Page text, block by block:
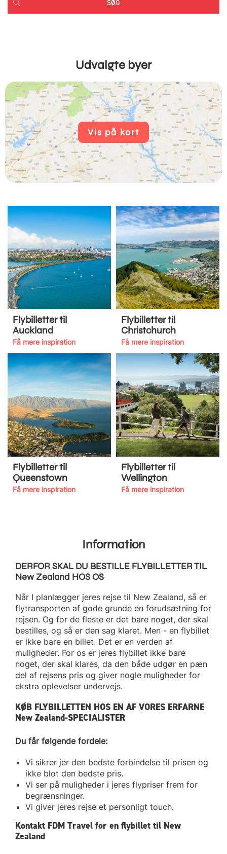
Udvalgte byer
Vis på kort
Flybilletter til
Auckland
Få mere inspiration
Flybilletter til
Christchurch
Få mere inspiration
Flybilletter til
Queenstown
Få mere inspiration
Flybilletter til
Wellington
Få mere inspiration
Information
DERFOR SKAL DU BESTILLE FLYBILLETTER TIL
New Zealand HOS OS
Når I planlægger jeres rejse til New Zealand, så er
flytransporten af gode grunde en forudsætning for
rejsen. Og for de fleste er det bare noget, der skal
bestilles, og så er den sag klaret. Men - en flybillet
er ikke bare en billet. Det er en verden af
muligheder. For os er jeres flybillet ikke bare
noget, der skal klares, da den både udgør en pæn
del af rejsens pris og giver nogle muligheder for
ekstra oplevelser undervejs.
KØB FLYBILLETTEN HOS EN AF VORES ERFARNE
New Zealand-SPECIALISTER
Du får følgende fordele:
Vi sikrer jer den bedste forbindelse til prisen og
ikke blot den bedste pris.
Vi ser på muligheder i jeres flypriser frem for
begrænsninger.
Vi giver jeres rejse et personligt touch.
Kontakt FDM Travel for en flybillet til New
Zealand